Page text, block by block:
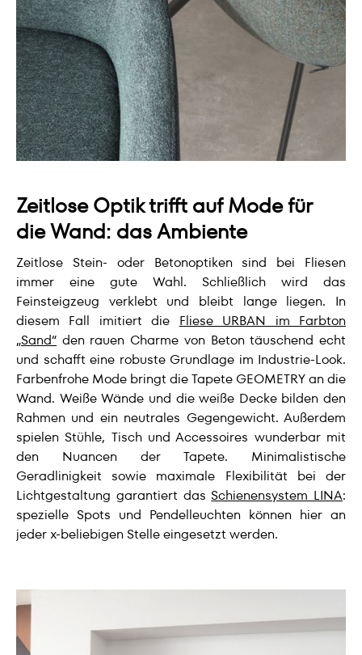
Zeitlose Optik trifft auf Mode für
die Wand: das Ambiente
Zeitlose Stein- oder Betonoptiken sind bei Fliesen
immer eine gute Wahl. Schließlich wird das
Feinsteigzeug verklebt und bleibt lange liegen. In
diesem Fall imitiert die Fliese URBAN im Farbton
„Sand“ den rauen Charme von Beton täuschend echt
und schafft eine robuste Grundlage im Industrie-Look.
Farbenfrohe Mode bringt die Tapete GEOMETRY an die
Wand. Weiße Wände und die weiße Decke bilden den
Rahmen und ein neutrales Gegengewicht. Außerdem
spielen Stühle, Tisch und Accessoires wunderbar mit
den Nuancen der Tapete. Minimalistische
Geradlinigkeit sowie maximale Flexibilität bei der
Lichtgestaltung garantiert dasSchienensystem LINA:
spezielle Spots und Pendelleuchten können hier an
jeder x-beliebigen Stelle eingesetzt werden.